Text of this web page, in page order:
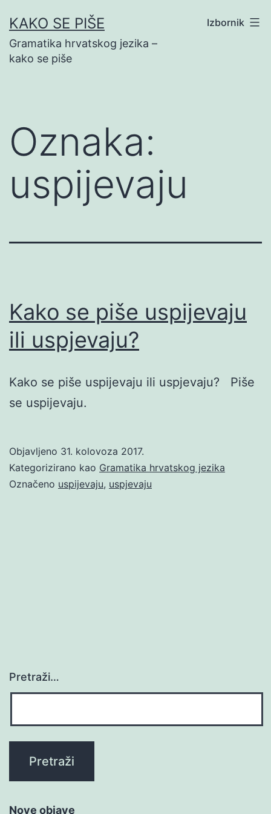
na
sadržaj
KAKO SE PIŠE
Gramatika hrvatskog jezika –
kako se piše
Izbornik
Oznaka:
uspijevaju
Kako se piše uspijevaju
ili uspjevaju?
Kako se piše uspijevaju ili uspjevaju? Piše
se uspijevaju.
Objavljeno 31. kolovoza 2017.
Kategorizirano kao Gramatika hrvatskog jezika
Označeno uspijevaju, uspjevaju
Pretraži…
Nove objave